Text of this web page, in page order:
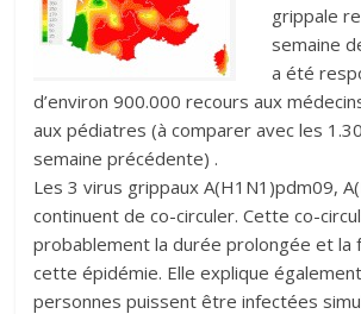
grippale
semaine
a été
d’environ 900.000 recours aux
aux pédiatres (à comparer avec les
semaine précédente) .
Les 3 virus grippaux A(H1N1)pdm09,
continuent de co-circuler. Cette co-
probablement la durée prolongée et la
cette épidémie. Elle explique
personnes puissent être infectées